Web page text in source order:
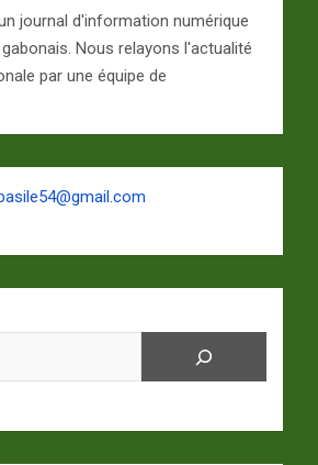
journal d'information numérique
Nous relayons l'actualité
par une équipe de